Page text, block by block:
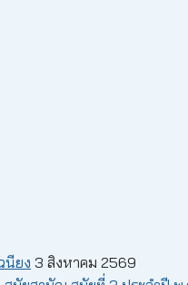
นียง 3 สิงหาคม 2569